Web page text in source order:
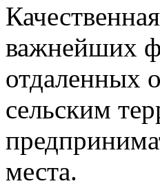
важнейших
отдаленных
сельским
места.